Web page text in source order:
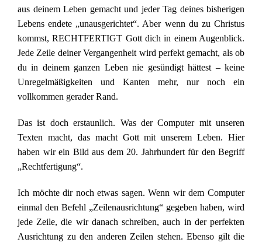
aus deinem Leben gemacht und jeder Tag deines bisherigen
Lebens endete „unausgerichtet“. Aber wenn du zu Christus
kommst, RECHTFERTIGT Gott dich in einem Augenblick.
Jede Zeile deiner Vergangenheit wird perfekt gemacht, als ob
du in deinem ganzen Leben nie gesündigt hättest – keine
Unregelmäßigkeiten und Kanten mehr, nur noch ein
vollkommen gerader Rand.
Das ist doch erstaunlich. Was der Computer mit unseren
Texten macht, das macht Gott mit unserem Leben. Hier
haben wir ein Bild aus dem 20. Jahrhundert für den Begriff
„Rechtfertigung“.
Ich möchte dir noch etwas sagen. Wenn wir dem Computer
einmal den Befehl „Zeilenausrichtung“ gegeben haben, wird
jede Zeile, die wir danach schreiben, auch in der perfekten
Ausrichtung zu den anderen Zeilen stehen. Ebenso gilt die